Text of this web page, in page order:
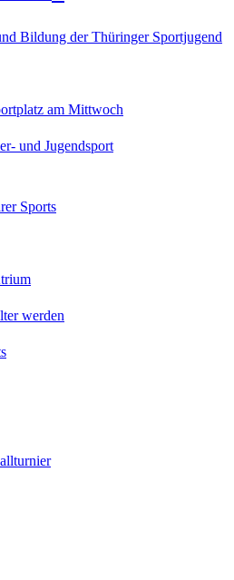
Bildung der Thüringer Sportjugend
am Mittwoch
und Jugendsport
Sports
werden